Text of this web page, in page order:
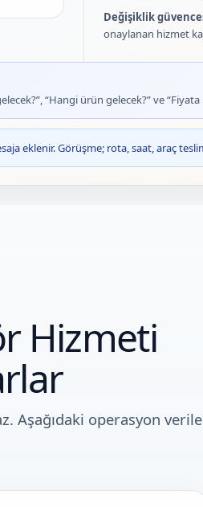
Değişiklik
onaylanan hizmet
“Hangi ürün gelecek?” ve
eklenir. Görüşme; rota, saat, araç
Hizmeti
Aşağıdaki operasyon